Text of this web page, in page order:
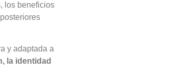
los beneficios
y adaptada a
la identidad